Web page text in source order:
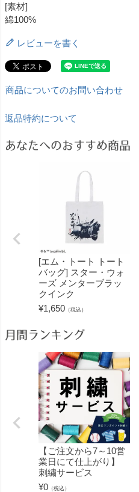
[素材]
綿100%
レビューを書く
商品についてのお問い合わせ
返品特約について
あなたへのおすすめ商品
[エム・トート トート
バッグ] スター・ウォ
ーズ メンターブラッ
クインク
¥1,650 （税込）
月間ランキング
【ご注文から7～10営
業日にて仕上がり】
刺繍サービス
¥0 （税込）